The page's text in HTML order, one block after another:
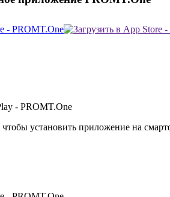
установить приложение на